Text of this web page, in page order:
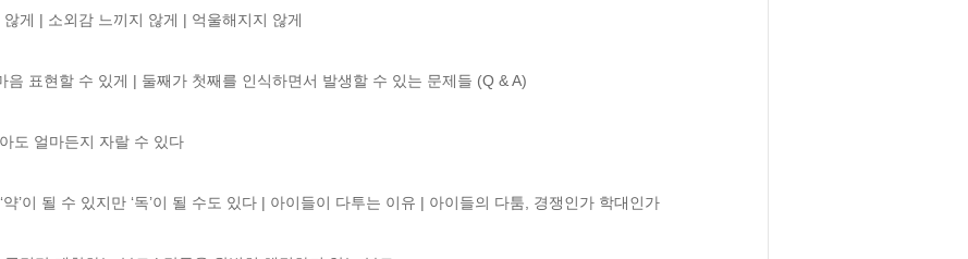
게 | 소외감 느끼지 않게 | 억울해지지 않게
표현할 수 있게 | 둘째가 첫째를 인식하면서 발생할 수 있는 문제들 (Q & A)
도 얼마든지 자랄 수 있다
’이 될 수 있지만 ‘독’이 될 수도 있다 | 아이들이 다투는 이유 | 아이들의 다툼, 경쟁인가 학대인가